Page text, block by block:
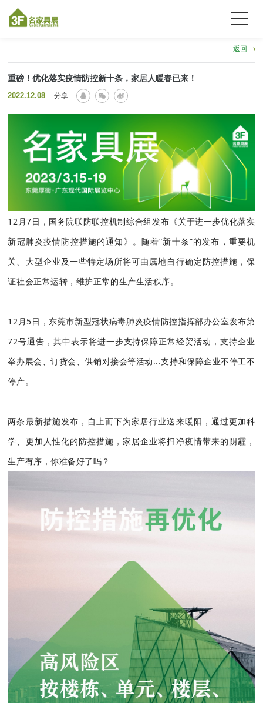
返回
重磅！优化落实疫情防控新十条，家居人暖春已来！
2022.12.08 分享
12月7日，国务院联防联控机制综合组发布《关于进一步优化落实
新冠肺炎疫情防控措施的通知》。随着“新十条”的发布，重要机
关、大型企业及一些特定场所将可由属地自行确定防控措施，保
证社会正常运转，维护正常的生产生活秩序。
12月5日，东莞市新型冠状病毒肺炎疫情防控指挥部办公室发布第
72号通告，其中表示将进一步支持保障正常经贸活动，支持企业
举办展会、订货会、供销对接会等活动...支持和保障企业不停工不
停产。
两条最新措施发布，自上而下为家居行业送来暖阳，通过更加科
学、更加人性化的防控措施，家居企业将扫净疫情带来的阴霾，
生产有序，你准备好了吗？